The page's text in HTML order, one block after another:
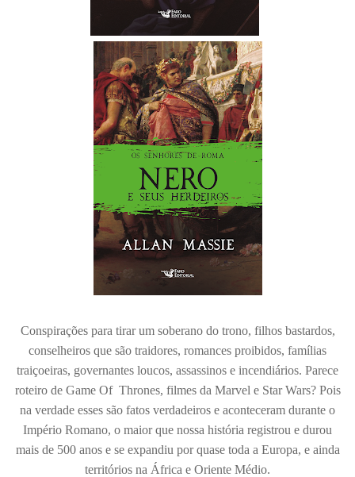
Conspirações para tirar um soberano do trono, filhos bastardos,
conselheiros que são traidores, romances proibidos, famílias
traiçoeiras, governantes loucos, assassinos e incendiários. Parece
roteiro de Game Of Thrones, filmes da Marvel e Star Wars? Pois
na verdade esses são fatos verdadeiros e aconteceram durante o
Império Romano, o maior que nossa história registrou e durou
mais de 500 anos e se expandiu por quase toda a Europa, e ainda
territórios na África e Oriente Médio.